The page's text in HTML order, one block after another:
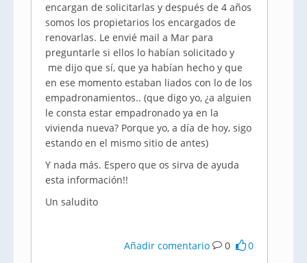
encargan de solicitarlas y después de 4 años
somos los propietarios los encargados de
renovarlas. Le envié mail a Mar para
preguntarle si ellos lo habían solicitado y
me dijo que sí, que ya habían hecho y que
en ese momento estaban liados con lo de los
empadronamientos.. (que digo yo, ¿a alguien
le consta estar empadronado ya en la
vivienda nueva? Porque yo, a día de hoy, sigo
estando en el mismo sitio de antes)
Y nada más. Espero que os sirva de ayuda
esta información!!
Un saludito
Añadir comentario 0 0